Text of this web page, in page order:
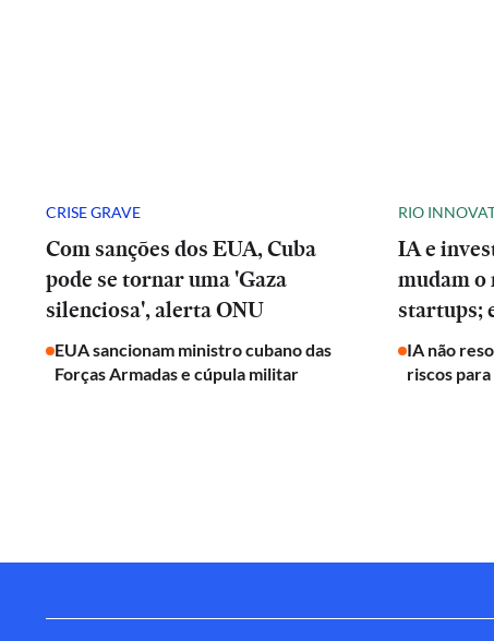
CRISE GRAVE
Com sanções dos EUA, Cuba
pode se tornar uma 'Gaza
silenciosa', alerta ONU
EUA sancionam ministro cubano das
Forças Armadas e cúpula militar
RIO
IA e
mudam o
startups;
IA não
riscos